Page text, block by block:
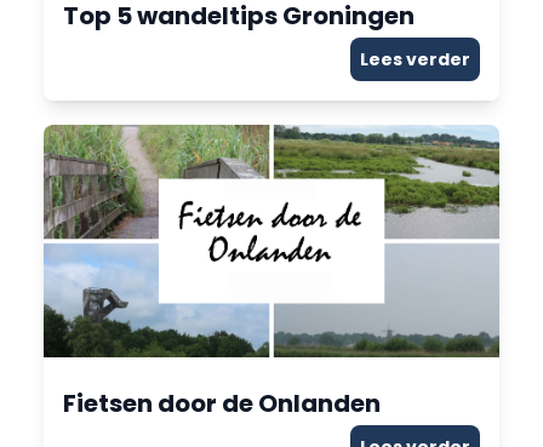
Top 5 wandeltips Groningen
Lees verder
Fietsen door de Onlanden